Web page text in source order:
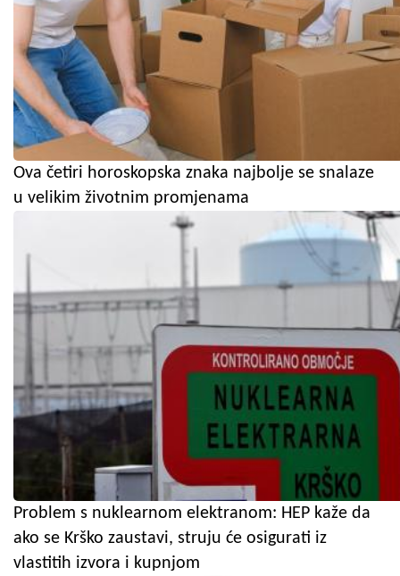
Ova četiri horoskopska znaka najbolje se snalaze
u velikim životnim promjenama
Problem s nuklearnom elektranom: HEP kaže da
ako se Krško zaustavi, struju će osigurati iz
vlastitih izvora i kupnjom